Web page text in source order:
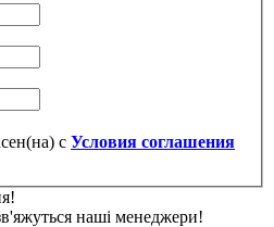
с Условия соглашения
наші менеджери!